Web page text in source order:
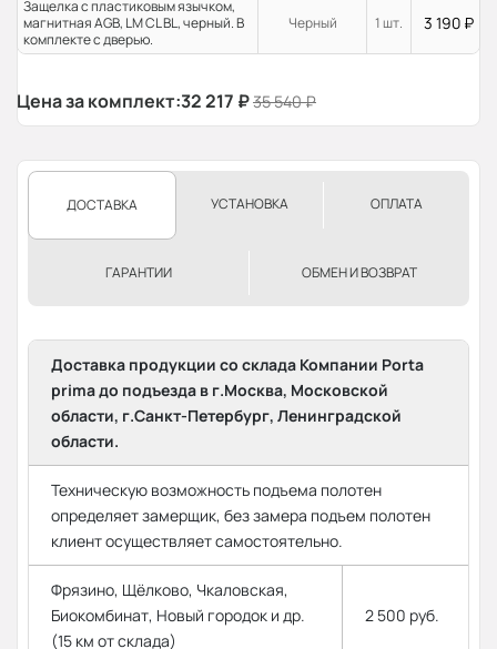
Защелка с пластиковым язычком,
магнитная AGB, LM CL BL, черный. В
комплекте с дверью.
Черный 1 шт. 3 190 ₽
Цена за комплект:32 217 ₽35 540₽
ДОСТАВКА УСТАНОВКА ОПЛАТА
ГАРАНТИИ ОБМЕН И ВОЗВРАТ
Доставка продукции со склада Компании Porta
prima до подъезда в г.Москва, Московской
области, г.Санкт-Петербург, Ленинградской
области.
Техническую возможность подъема полотен
определяет замерщик, без замера подъем полотен
клиент осуществляет самостоятельно.
Фрязино, Щёлково, Чкаловская,
Биокомбинат, Новый городок и др.
(15 км от склада)
2 500 руб.